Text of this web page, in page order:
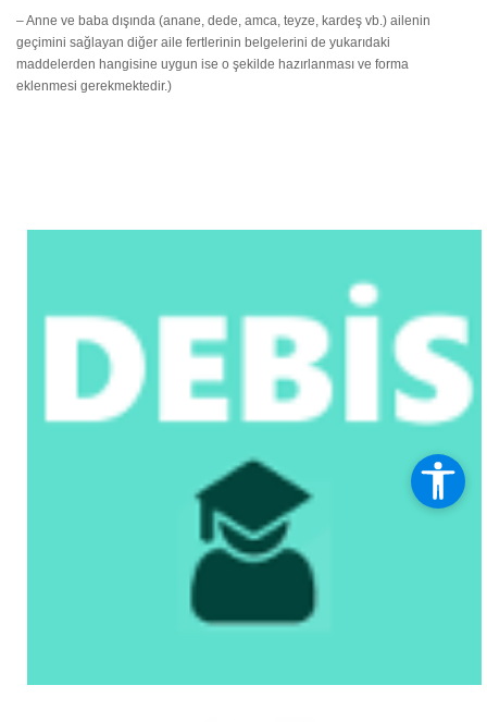
– Anne ve baba dışında (anane, dede, amca, teyze, kardeş vb.) ailenin
geçimini sağlayan diğer aile fertlerinin belgelerini de yukarıdaki
maddelerden hangisine uygun ise o şekilde hazırlanması ve forma
eklenmesi gerekmektedir.)